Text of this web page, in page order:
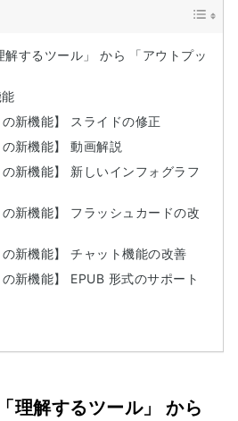
するツール」 から 「アウトプッ
新機能】 スライドの修正
新機能】 動画解説
新機能】 新しいインフォグラフ
新機能】 フラッシュカードの改
新機能】 チャット機能の改善
新機能】 EPUB 形式のサポート
理解するツール」 から